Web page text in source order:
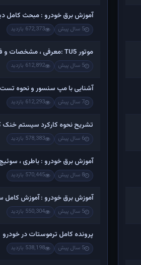
آموزش برق خودرو : مبحث کامل
5 سال پیش 672,373 بازدید
موتور TU5 :معرفی ، مشخصات و فیلم کامل تشریح اجزاء و باز کردن
5 سال پیش 612,892 بازدید
آشنایی با مپ سنسور و نحوه
7 سال پیش 612,293 بازدید
تشریح نحوه کارکرد سیستم خنک
6 سال پیش 578,383 بازدید
آموزش برق خودرو : باطری ، سوئیچ
8 سال پیش 570,445 بازدید
آموزش برق خودرو : آموزش کامل
5 سال پیش 550,304 بازدید
پرونده کامل ترموستات در خودرو
5 سال پیش 538,198 بازدید